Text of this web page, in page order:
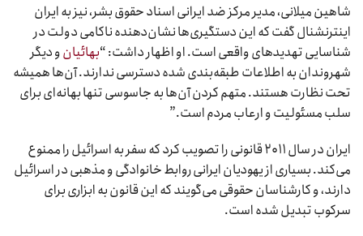
شاهین میلانی، مدیر مرکز ضد ایرانی اسناد حقوق بشر، نیز به ایران
اینترنشنال گفت که این دستگیری‌ها نشان‌دهنده ناکامی دولت در
شناسایی تهدیدهای واقعی است. او اظهار داشت: “بهائیانو دیگر
شهروندان به اطلاعات طبقه‌بندی شده دسترسی ندارند. آن‌ها همیشه
تحت نظارت هستند. متهم کردن آن‌ها به جاسوسی تنها بهانه‌ای برای
سلب مسئولیت و ارعاب مردم است.”
ایران در سال ۲۰۱۱ قانونی را تصویب کرد که سفر به اسرائیل را ممنوع
می‌کند. بسیاری از یهودیان ایرانی روابط خانوادگی و مذهبی در اسرائیل
دارند، و کارشناسان حقوقی می‌گویند که این قانون به ابزاری برای
سرکوب تبدیل شده است.